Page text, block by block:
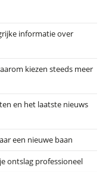
informatie over
kiezen steeds meer
en het laatste nieuws
een nieuwe baan
ontslag professioneel